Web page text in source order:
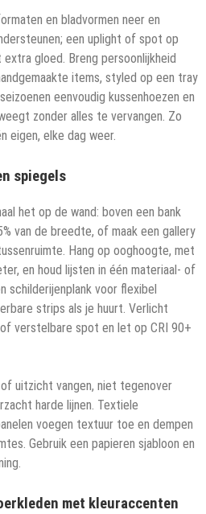
en bladvormen neer en
een uplight of spot op
gloed. Breng persoonlijkheid
items, styled op een tray
eenvoudig kussenhoezen en
zonder alles te vervangen. Zo
eigen, elke dag weer.
spiegels
het op de wand: boven een bank
van de breedte, of maak een gallery
Hang op ooghoogte, met
en houd lijsten in één materiaal- of
schilderijenplank voor flexibel
strips als je huurt. Verlicht
verstelbare spot en let op CRI 90+
uitzicht vangen, niet tegenover
harde lijnen. Textiele
voegen textuur toe en dempen
Gebruik een papieren sjabloon en
met kleuraccenten